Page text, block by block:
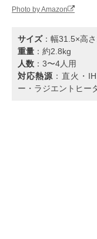
Photo by Amazon
サイズ：幅31.5×高
重量 ：約2.8kg
人数 ：3〜4人用
対応熱源 ：直火・
ー・ラジエントヒー